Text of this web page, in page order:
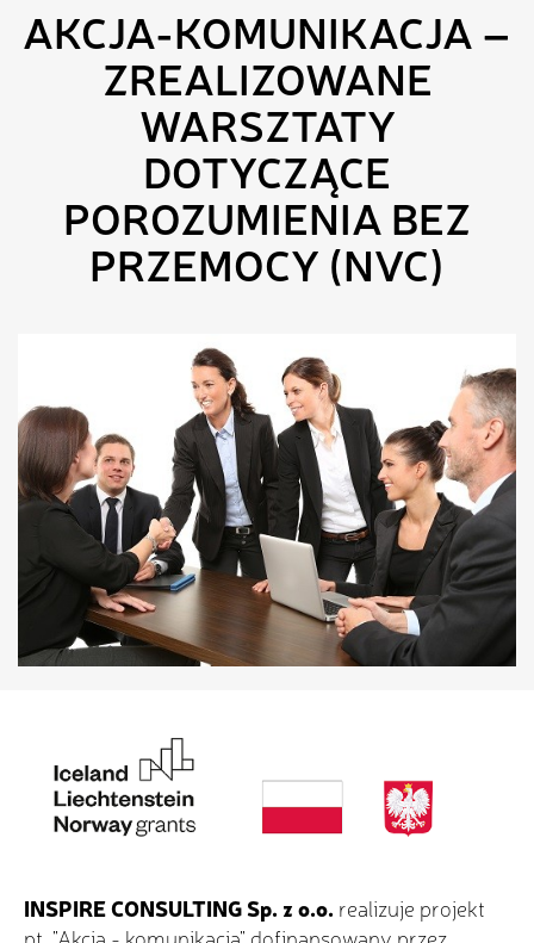
AKCJA-KOMUNIKACJA –
ZREALIZOWANE
WARSZTATY
DOTYCZĄCE
POROZUMIENIA BEZ
PRZEMOCY (NVC)
INSPIRE CONSULTING Sp. z o.o. realizuje projekt